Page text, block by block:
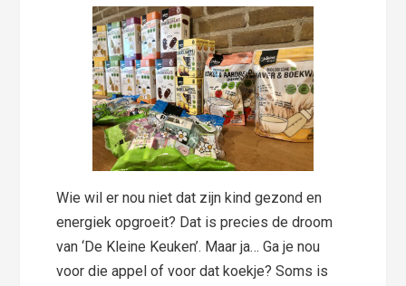
Wie wil er nou niet dat zijn kind gezond en
energiek opgroeit? Dat is precies de droom
van ‘De Kleine Keuken’. Maar ja… Ga je nou
voor die appel of voor dat koekje? Soms is